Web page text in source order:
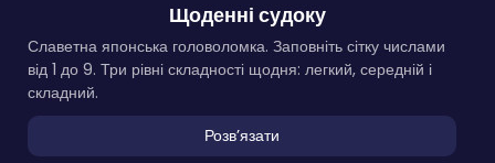
Щоденні судоку
Славетна японська головоломка. Заповніть сітку числами
від 1 до 9. Три рівні складності щодня: легкий, середній і
складний.
Розвʼязати